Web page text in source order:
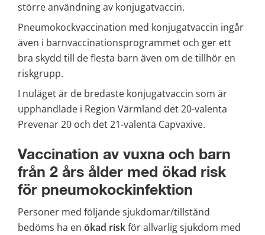
större användning av konjugatvaccin.
Pneumokockvaccination med konjugatvaccin ingår
även i barnvaccinationsprogrammet och ger ett
bra skydd till de flesta barn även om de tillhör en
riskgrupp.
I nuläget är de bredaste konjugatvaccin som är
upphandlade i Region Värmland det 20-valenta
Prevenar 20 och det 21-valenta Capvaxive.
Vaccination av vuxna och barn
från 2 års ålder med ökad risk
för pneumokockinfektion
Personer med följande sjukdomar/tillstånd
bedöms ha en ökad risk för allvarlig sjukdom med